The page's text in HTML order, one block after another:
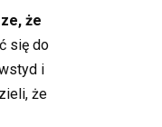
że
się do
i
że